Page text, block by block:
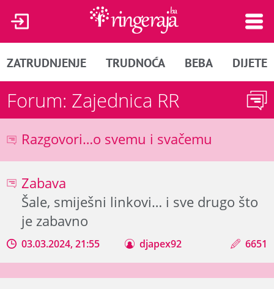
ZATRUDNJENJE TRUDNOĆA BEBA DIJETE
Forum: Zajednica RR
Razgovori…o svemu i svačemu
Zabava
Šale, smiješni linkovi… i sve drugo što
je zabavno
03.03.2024, 21:55 djapex92 6651